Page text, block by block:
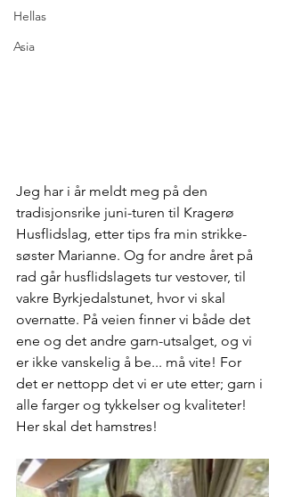
Hellas
Asia
Jeg har i år meldt meg på den
tradisjonsrike juni-turen til Kragerø
Husflidslag, etter tips fra min strikke-
søster Marianne. Og for andre året på
rad går husflidslagets tur vestover, til
vakre Byrkjedalstunet, hvor vi skal
overnatte. På veien finner vi både det
ene og det andre garn-utsalget, og vi
er ikke vanskelig å be... må vite! For
det er nettopp det vi er ute etter; garn i
alle farger og tykkelser og kvaliteter!
Her skal det hamstres!